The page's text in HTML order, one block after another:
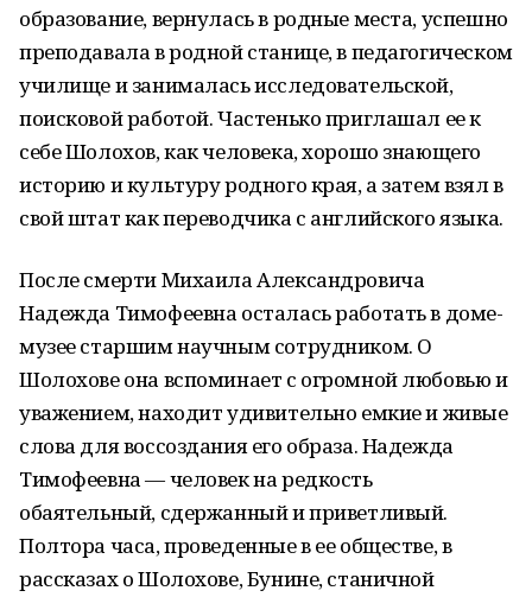
образование, вернулась в родные места, успешно
преподавала в родной станице, в педагогическом
училище и занималась исследовательской,
поисковой работой. Частенько приглашал ее к
себе Шолохов, как человека, хорошо знающего
историю и культуру родного края, а затем взял в
свой штат как переводчика с английского языка.
После смерти Михаила Александровича
Надежда Тимофеевна осталась работать в доме-
музее старшим научным сотрудником. О
Шолохове она вспоминает с огромной любовью и
уважением, находит удивительно емкие и живые
слова для воссоздания его образа. Надежда
Тимофеевна — человек на редкость
обаятельный, сдержанный и приветливый.
Полтора часа, проведенные в ее обществе, в
рассказах о Шолохове, Бунине, станичной